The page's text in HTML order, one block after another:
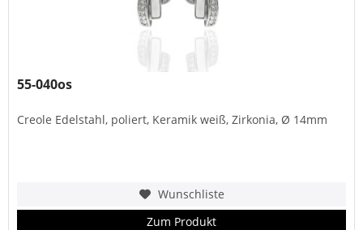
55-040os
Creole Edelstahl, poliert, Keramik weiß, Zirkonia, Ø 14mm
Wunschliste
Zum Produkt